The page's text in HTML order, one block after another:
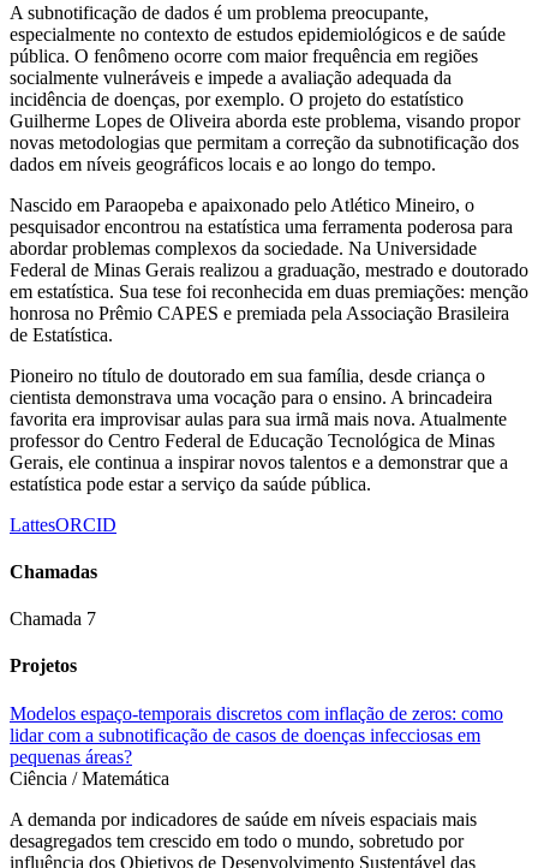
A subnotificação de dados é um problema preocupante,
especialmente no contexto de estudos epidemiológicos e de saúde
pública. O fenômeno ocorre com maior frequência em regiões
socialmente vulneráveis e impede a avaliação adequada da
incidência de doenças, por exemplo. O projeto do estatístico
Guilherme Lopes de Oliveira aborda este problema, visando propor
novas metodologias que permitam a correção da subnotificação dos
dados em níveis geográficos locais e ao longo do tempo.
Nascido em Paraopeba e apaixonado pelo Atlético Mineiro, o
pesquisador encontrou na estatística uma ferramenta poderosa para
abordar problemas complexos da sociedade. Na Universidade
Federal de Minas Gerais realizou a graduação, mestrado e doutorado
em estatística. Sua tese foi reconhecida em duas premiações: menção
honrosa no Prêmio CAPES e premiada pela Associação Brasileira
de Estatística.
Pioneiro no título de doutorado em sua família, desde criança o
cientista demonstrava uma vocação para o ensino. A brincadeira
favorita era improvisar aulas para sua irmã mais nova. Atualmente
professor do Centro Federal de Educação Tecnológica de Minas
Gerais, ele continua a inspirar novos talentos e a demonstrar que a
estatística pode estar a serviço da saúde pública.
LattesORCID
Chamadas
Chamada 7
Projetos
Modelos espaço-temporais discretos com inflação de zeros: como
lidar com a subnotificação de casos de doenças infecciosas em
pequenas áreas?
Ciência / Matemática
A demanda por indicadores de saúde em níveis espaciais mais
desagregados tem crescido em todo o mundo, sobretudo por
influência dos Objetivos de Desenvolvimento Sustentável das